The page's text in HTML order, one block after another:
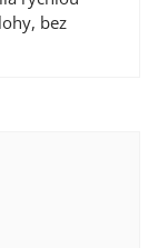
bez